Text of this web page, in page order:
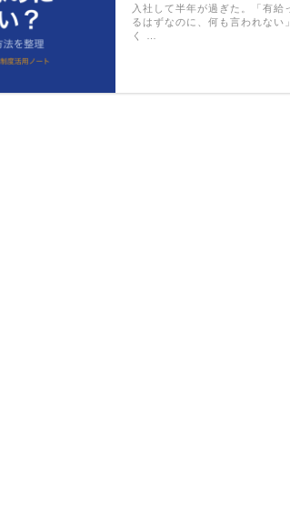
入社して半年が過ぎた。「有給
るはずなのに、何も言われな
く …